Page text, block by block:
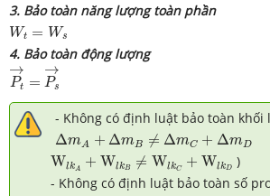
3. Bảo toàn năng lượng toàn phần
Wt = Ws
Wt Ws
4. Bảo toàn động lượng
→
Pt =
→
Ps
Pt→=Ps→
- Không có định luật bảo toàn khối
ΔmA + ΔmB ≠ ΔmC + ΔmD
ΔmA Δ mB≠ m C+Δ D
WlkA + WlkB ≠ WlkC + WlkD
Wl + Wlk Wlk W lkD
)
- Không có định luật bảo toàn số